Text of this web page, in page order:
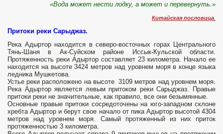
«Вода может нести лодку, а может и перевернуть.»
Китайская пословица
Притоки реки Сарыджаз.
Река Адыртор находится в северо-восточных горах Центрального
Тянь-Шаня в Ак-Суйском районе Иссык-Кульской области.
Протяженность реки Адыртор составляет 23 километра. Начало ее
находится на высоте 3424 метров над уровнем моря в конце языка
ледника Мушкетова.
Устье реки расположено на высоте 3109 метров над уровнем моря.
Река Адыртор является левым притоком реки Сарыджаз. Правые
притоки реки не значительные, как правило, все они безымянные.
Основные правые притоки сосредоточены на юго-западном склоне
хребта Адыртор и берут свое начало от пика Адыртор высотой 4304
метров над уровнем моря. Самый протяженный из них приток
протяженностью 3 километра.